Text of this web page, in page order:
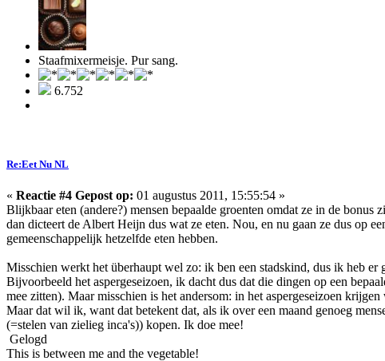
Staafmixermeisje. Pur sang.
6.752
Re:Eet Nu NL
« Reactie #4 Gepost op: 01 augustus 2011, 15:55:54 »
Blijkbaar eten (andere?) mensen bepaalde groenten omdat ze in de
dan dicteert de Albert Heijn dus wat ze eten. Nou, en nu gaan ze dus op
gemeenschappelijk hetzelfde eten hebben.
Misschien werkt het überhaupt wel zo: ik ben een stadskind, dus ik heb er
Bijvoorbeeld het aspergeseizoen, ik dacht dus dat die dingen op een
mee zitten). Maar misschien is het andersom: in het aspergeseizoen
Maar dat wil ik, want dat betekent dat, als ik over een maand genoeg
(=stelen van zielieg inca's)) kopen. Ik doe mee!
Gelogd
This is between me and the vegetable!